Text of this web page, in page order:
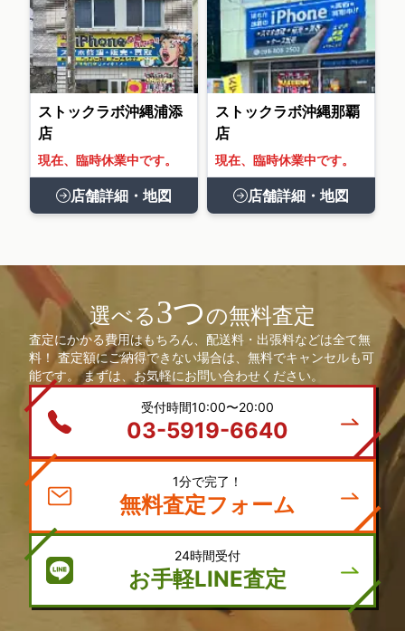
ストックラボ沖縄浦添
店
現在、臨時休業中です。
店舗詳細・地図
ストックラボ沖縄那覇
店
現在、臨時休業中です。
店舗詳細・地図
選べる3つの無料査定
査定にかかる費用はもちろん、配送料・出張料などは全て無
料！ 査定額にご納得できない場合は、無料でキャンセルも可
能です。 まずは、お気軽にお問い合わせください。
受付時間10:00〜20:00
03-5919-6640
1分で完了！
無料査定フォーム
24時間受付
お手軽LINE査定